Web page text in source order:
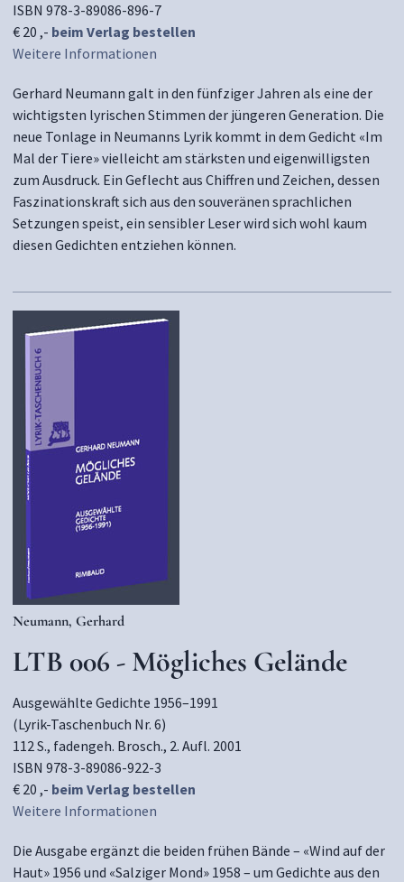
ISBN 978-3-89086-896-7
€ 20 ,- beim Verlag bestellen
Weitere Informationen
Gerhard Neumann galt in den fünfziger Jahren als eine der
wichtigsten lyrischen Stimmen der jüngeren Generation. Die
neue Tonlage in Neumanns Lyrik kommt in dem Gedicht «Im
Mal der Tiere» vielleicht am stärksten und eigenwilligsten
zum Ausdruck. Ein Geflecht aus Chiffren und Zeichen, dessen
Faszinationskraft sich aus den souveränen sprachlichen
Setzungen speist, ein sensibler Leser wird sich wohl kaum
diesen Gedichten entziehen können.
Neumann, Gerhard
LTB 006 - Mögliches Gelände
Ausgewählte Gedichte 1956–1991
(Lyrik-Taschenbuch Nr. 6)
112 S., fadengeh. Brosch., 2. Aufl. 2001
ISBN 978-3-89086-922-3
€ 20 ,- beim Verlag bestellen
Weitere Informationen
Die Ausgabe ergänzt die beiden frühen Bände – «Wind auf der
Haut» 1956 und «Salziger Mond» 1958 – um Gedichte aus den